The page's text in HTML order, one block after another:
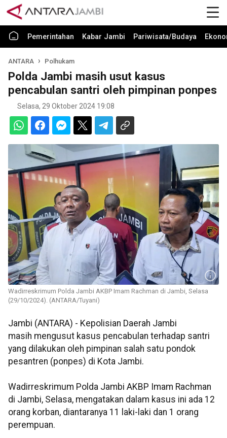
Pemerintahan Kabar Jambi Pariwisata/Budaya
ANTARA Polhukam
Polda Jambi masih usut kasus
pencabulan santri oleh pimpinan ponpes
Selasa, 29 Oktober 2024 19:08
Wadirreskrimum Polda Jambi AKBP Imam Rachman di Jambi, Selasa
(29/10/2024). (ANTARA/Tuyani)
Jambi (ANTARA) - Kepolisian Daerah Jambi
masih mengusut kasus pencabulan terhadap santri
yang dilakukan oleh pimpinan salah satu pondok
pesantren (ponpes) di Kota Jambi.
Wadirreskrimum Polda Jambi AKBP Imam Rachman
di Jambi, Selasa, mengatakan dalam kasus ini ada 12
orang korban, diantaranya 11 laki-laki dan 1 orang
perempuan.